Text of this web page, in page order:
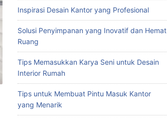
Inspirasi Desain Kantor yang Profesional
Solusi Penyimpanan yang Inovatif dan Hemat
Ruang
Tips Memasukkan Karya Seni untuk Desain
Interior Rumah
Tips untuk Membuat Pintu Masuk Kantor
yang Menarik